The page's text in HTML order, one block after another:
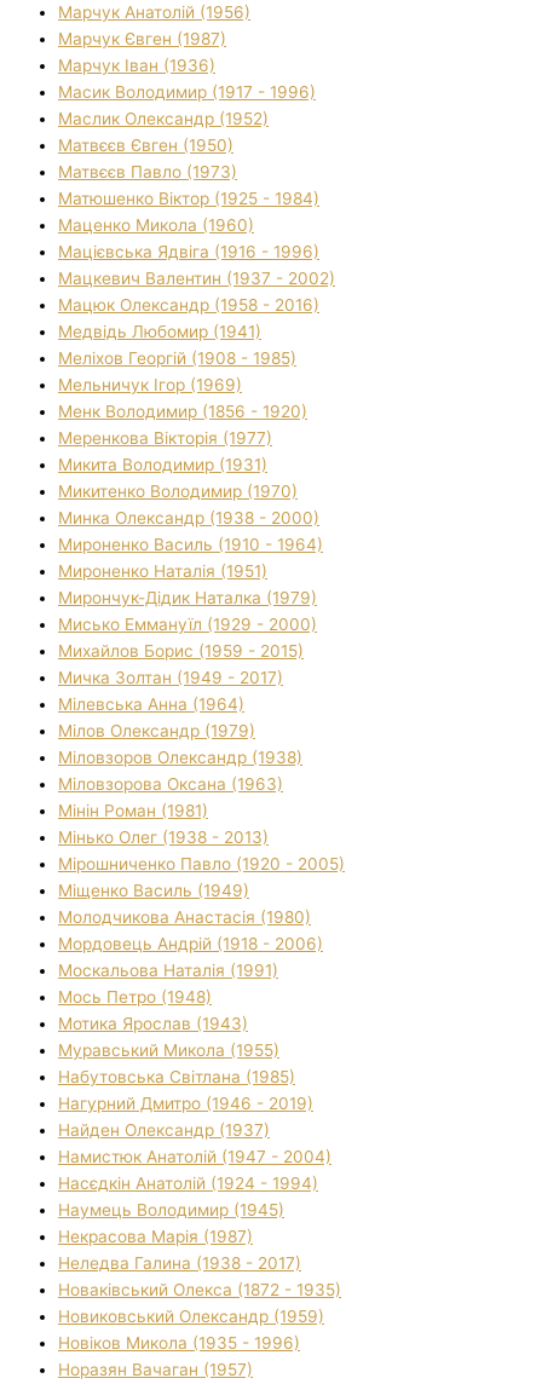
Марчук Анатолій (1956)
Марчук Євген (1987)
Марчук Іван (1936)
Масик Володимир (1917 - 1996)
Маслик Олександр (1952)
Матвєєв Євген (1950)
Матвєєв Павло (1973)
Матюшенко Віктор (1925 - 1984)
Маценко Микола (1960)
Мацієвська Ядвіга (1916 - 1996)
Мацкевич Валентин (1937 - 2002)
Мацюк Олександр (1958 - 2016)
Медвідь Любомир (1941)
Меліхов Георгій (1908 - 1985)
Мельничук Ігор (1969)
Менк Володимир (1856 - 1920)
Меренкова Вікторія (1977)
Микита Володимир (1931)
Микитенко Володимир (1970)
Минка Олександр (1938 - 2000)
Мироненко Василь (1910 - 1964)
Мироненко Наталія (1951)
Мирончук-Дідик Наталка (1979)
Мисько Еммануїл (1929 - 2000)
Михайлов Борис (1959 - 2015)
Мичка Золтан (1949 - 2017)
Мілевська Анна (1964)
Мілов Олександр (1979)
Міловзоров Олександр (1938)
Міловзорова Оксана (1963)
Мінін Роман (1981)
Мінько Олег (1938 - 2013)
Мірошниченко Павло (1920 - 2005)
Міщенко Василь (1949)
Молодчикова Анастасія (1980)
Мордовець Андрій (1918 - 2006)
Москальова Наталія (1991)
Мось Петро (1948)
Мотика Ярослав (1943)
Муравський Микола (1955)
Набутовська Світлана (1985)
Нагурний Дмитро (1946 - 2019)
Найден Олександр (1937)
Намистюк Анатолій (1947 - 2004)
Насєдкін Анатолій (1924 - 1994)
Наумець Володимир (1945)
Некрасова Марія (1987)
Неледва Галина (1938 - 2017)
Новаківський Олекса (1872 - 1935)
Новиковський Олександр (1959)
Новіков Микола (1935 - 1996)
Норазян Вачаган (1957)